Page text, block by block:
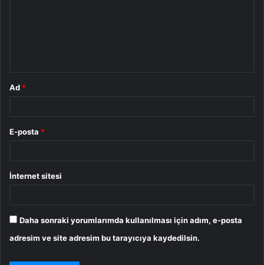
Ad *
E-posta *
İnternet sitesi
Daha sonraki yorumlarımda kullanılması için adım, e-posta
adresim ve site adresim bu tarayıcıya kaydedilsin.